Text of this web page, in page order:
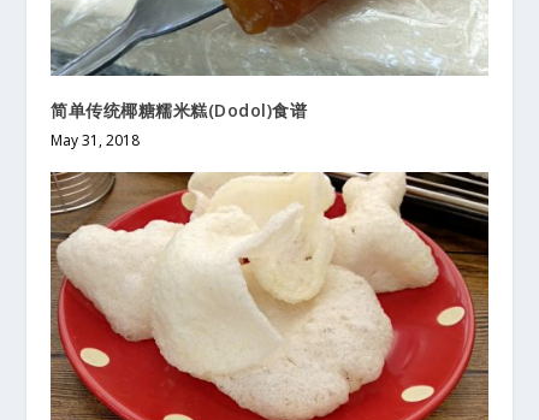
简单传统椰糖糯米糕(Dodol)食谱
May 31, 2018